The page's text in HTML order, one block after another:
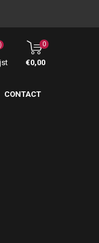
0
€0,00
CONTACT